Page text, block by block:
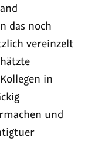
das noch
vereinzelt
in
und